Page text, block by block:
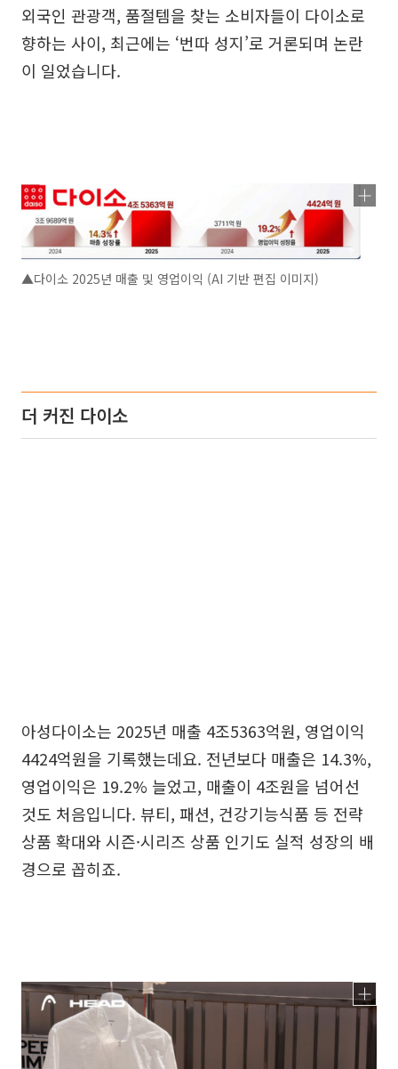
외국인 관광객, 품절템을 찾는 소비자들이 다이소로
향하는 사이, 최근에는 ‘번따 성지’로 거론되며 논란
이 일었습니다.
▲다이소 2025년 매출 및 영업이익 (AI 기반 편집 이미지)
더 커진 다이소
아성다이소는 2025년 매출 4조5363억원, 영업이익
4424억원을 기록했는데요. 전년보다 매출은 14.3%,
영업이익은 19.2% 늘었고, 매출이 4조원을 넘어선
것도 처음입니다. 뷰티, 패션, 건강기능식품 등 전략
상품 확대와 시즌·시리즈 상품 인기도 실적 성장의 배
경으로 꼽히죠.